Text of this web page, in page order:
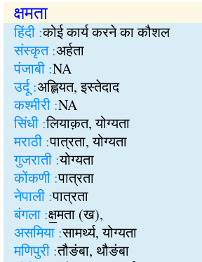
क्षमता
हिंदी :कोई कार्य करने का कौशल
संस्कृत :अर्हता
पंजाबी :NA
उर्दू :अह्लियत, इस्तेदाद
कश्मीरी :NA
सिंधी :लियाक़त, योग्यता
मराठी :पात्रता, योग्यता
गुजराती :योग्यता
कोंकणी :पात्रता
नेपाली :पात्रता
बंगला :क्ष॒मता (ख),
असमिया :सामर्थ्य, योग्यता
मणिपुरी :तौङंबा, थौङंबा